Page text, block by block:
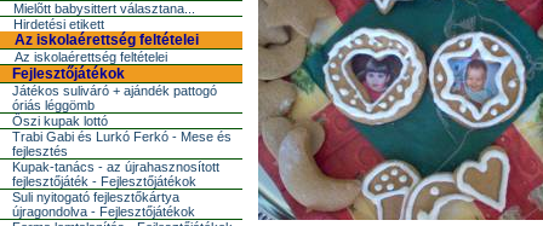
Mielõtt babysittert választana...
Hirdetési etikett
Az iskolaérettség feltételei
Az iskolaérettség feltételei
Fejlesztőjátékok
Játékos suliváró + ajándék pattogó
óriás léggömb
Őszi kupak lottó
Trabi Gabi és Lurkó Ferkó - Mese és
fejlesztés
Kupak-tanács - az újrahasznosított
fejlesztőjáték - Fejlesztőjátékok
Suli nyitogató fejlesztőkártya
újragondolva - Fejlesztőjátékok